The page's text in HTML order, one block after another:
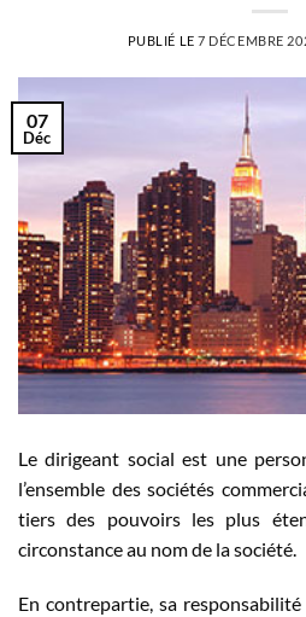
PUBLIÉ LE7 DÉCEMBRE
07
Déc
Le dirigeant social est une
l’ensemble des sociétés
tiers des pouvoirs les plus
circonstance au nom de la société.
En contrepartie, sa